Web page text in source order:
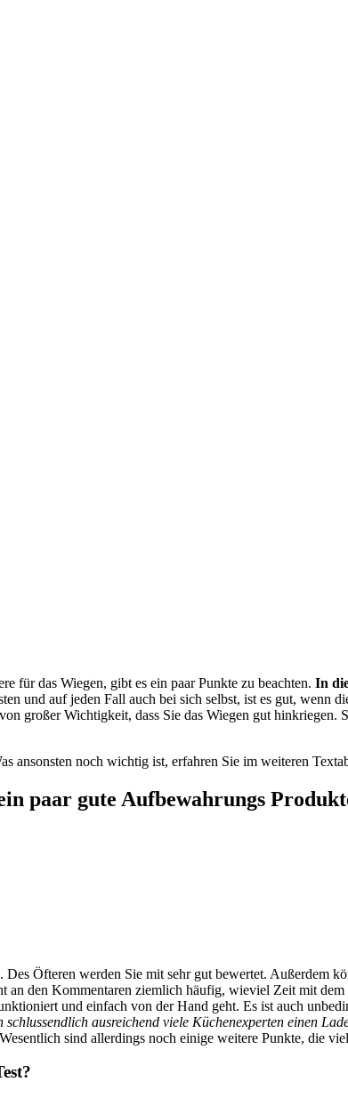
für das Wiegen, gibt es ein paar Punkte zu beachten. In
und auf jeden Fall auch bei sich selbst, ist es gut, wenn
großer Wichtigkeit, dass Sie das Wiegen gut hinkriegen.
ansonsten noch wichtig ist, erfahren Sie im weiteren
paar gute Aufbewahrungs
Öfteren werden Sie mit sehr gut bewertet. Außerdem
an den Kommentaren ziemlich häufig, wieviel Zeit mit
und einfach von der Hand geht. Es ist auch
schlussendlich ausreichend viele Küchenexperten einen
Wesentlich sind allerdings noch einige weitere Punkte, die